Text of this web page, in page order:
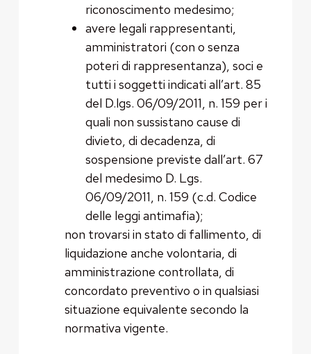
riconoscimento medesimo;
avere legali rappresentanti,
amministratori (con o senza
poteri di rappresentanza), soci e
tutti i soggetti indicati all’art. 85
del D.lgs. 06/09/2011, n. 159 per i
quali non sussistano cause di
divieto, di decadenza, di
sospensione previste dall’art. 67
del medesimo D. Lgs.
06/09/2011, n. 159 (c.d. Codice
delle leggi antimafia);
non trovarsi in stato di fallimento, di
liquidazione anche volontaria, di
amministrazione controllata, di
concordato preventivo o in qualsiasi
situazione equivalente secondo la
normativa vigente.